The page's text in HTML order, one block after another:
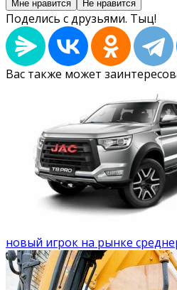
Мне нравится Не нравится
Поделись с друзьями. Тыц!
Вас также может
новый игрок на рынке